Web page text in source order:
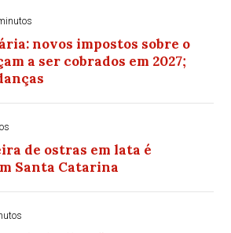
novos impostos sobre o
a ser cobrados em 2027;
de ostras em lata é
Santa Catarina